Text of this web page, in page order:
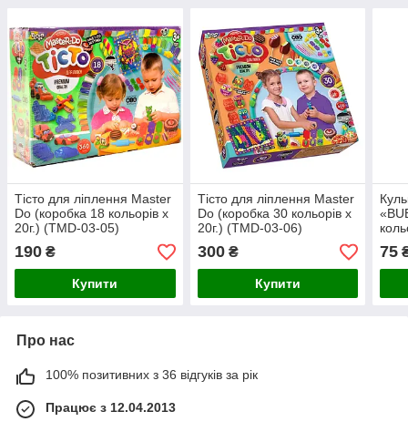
Тісто для ліплення Master
Do (коробка 18 кольорів х
20г.) (TMD-03-05)
190 ₴
Купити
Тісто для ліплення Master
Do (коробка 30 кольорів х
20г.) (ТМD-03-06)
300₴
Купити
75
Про нас
100% позитивних з 36 відгуків за рік
Працює з 12.04.2013